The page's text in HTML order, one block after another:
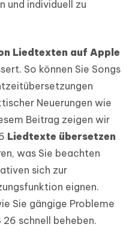
und individuell zu
Liedtexten auf Apple
So können Sie Songs
Neuerungen wie
Beitrag zeigen wir
Liedtexte übersetzen
was Sie beachten
sich zur
eignen.
Sie gängige Probleme
schnell beheben.